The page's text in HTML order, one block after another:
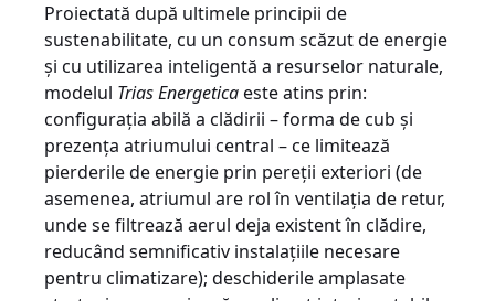
Proiectată după ultimele principii de
sustenabilitate, cu un consum scăzut de energie
și cu utilizarea inteligentă a resurselor naturale,
modelul Trias Energeticaeste atins prin:
configurația abilă a clădirii – forma de cub și
prezența atriumului central – ce limitează
pierderile de energie prin pereții exteriori (de
asemenea, atriumul are rol în ventilația de retur,
unde se filtrează aerul deja existent în clădire,
reducând semnificativ instalațiile necesare
pentru climatizare); deschiderile amplasate